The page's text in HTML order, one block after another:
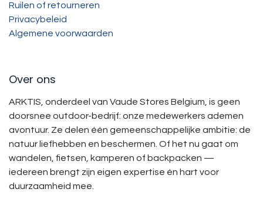
Ruilen of retourneren
Privacybeleid
Algemene voorwaarden
Over ons
ARKTIS, onderdeel van Vaude Stores Belgium, is geen
doorsnee outdoor-bedrijf: onze medewerkers ademen
avontuur. Ze delen één gemeenschappelijke ambitie: de
natuur liefhebben en beschermen. Of het nu gaat om
wandelen, fietsen, kamperen of backpacken —
iedereen brengt zijn eigen expertise én hart voor
duurzaamheid mee.